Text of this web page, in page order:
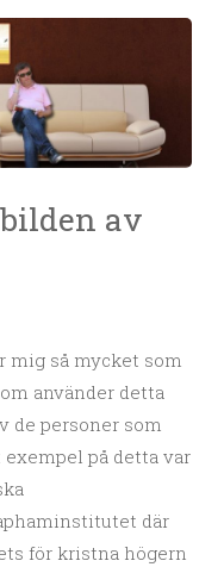
av
mig så mycket som
använder detta
de personer som
på detta var
där
för kristna högern